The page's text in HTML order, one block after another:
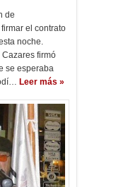
de
el contrato
noche.
Cazares firmó
se esperaba
Leer más »